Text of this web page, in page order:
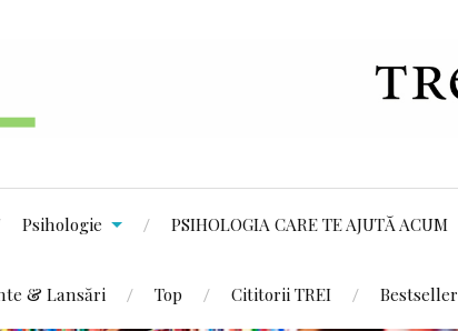
Psihologie PSIHOLOGIA CARE TE AJUTĂ ACUM
& Lansări Top Cititorii TREI Bestseller